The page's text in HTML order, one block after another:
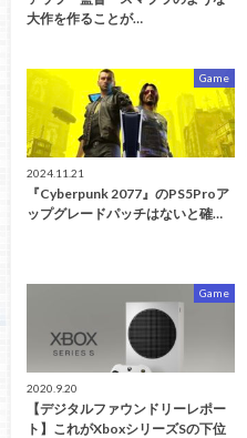
大作を作ることが…
Game
2024.11.21
『Cyberpunk 2077』のPS5Proア
ップグレードパッチはないと確…
Game
2020.9.20
【デジタルファウンドリーレポー
ト】これがXboxシリーズSの下位